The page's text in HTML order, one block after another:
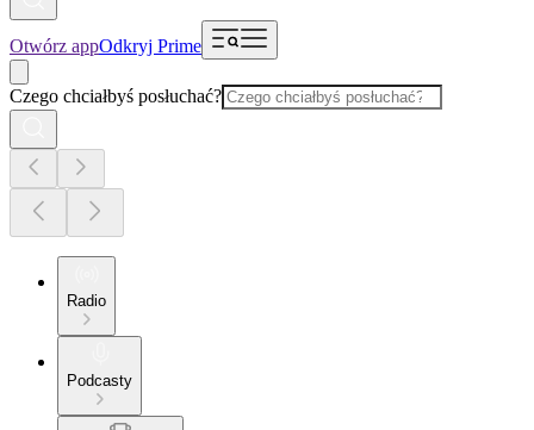
Otwórz appOdkryj Prime
Czego chciałbyś posłuchać?
Radio
Podcasty